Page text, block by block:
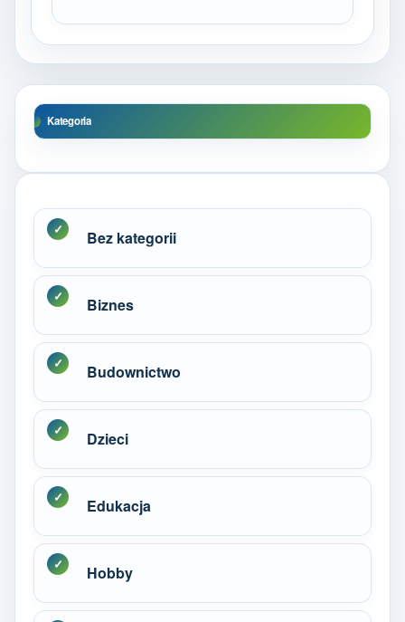
Kategoria
Bez kategorii
Biznes
Budownictwo
Dzieci
Edukacja
Hobby